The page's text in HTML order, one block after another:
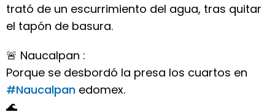
trató de un escurrimiento del agua, tras quitar
el tapón de basura.
🚨 Naucalpan :
Porque se desbordó la presa los cuartos en
#Naucalpan edomex.
🌊